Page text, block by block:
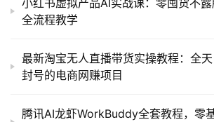
全流程教学
最新淘宝无人直播带货实操教程：全
封号的电商网赚项目
腾讯AI龙虾WorkBuddy全套教程，零